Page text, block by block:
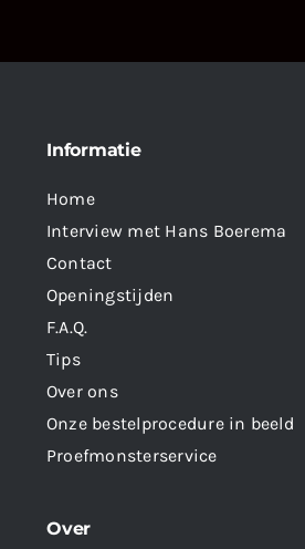
Informatie
Home
Interview met Hans Boerema
Contact
Openingstijden
F.A.Q.
Tips
Over ons
Onze bestelprocedure in beeld
Proefmonsterservice
Over